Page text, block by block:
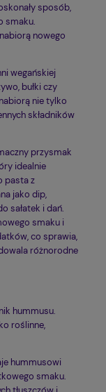
sposób,
smaku.
nowego
wegańskiej
bułki czy
nie tylko
składników
przysmak
idealnie
pasta z
jako dip,
sałatek i dań.
smaku i
co sprawia,
różnorodne
hummusu.
roślinne,
hummusowi
smaku.